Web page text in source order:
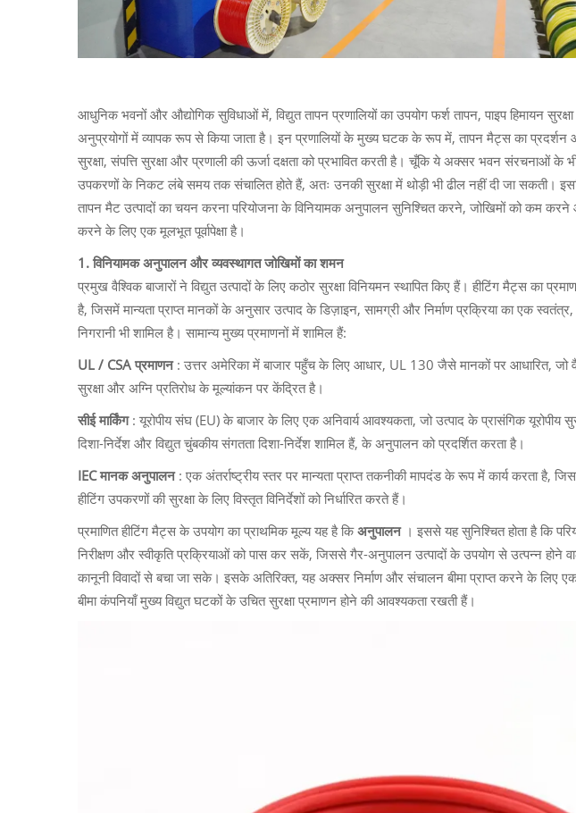
आधुनिक भवनों और औद्योगिक सुविधाओं में, विद्युत तापन प्रणालियों का उपयोग फर्श तापन, पाइप हिमायन
अनुप्रयोगों में व्यापक रूप से किया जाता है। इन प्रणालियों के मुख्य घटक के रूप में, तापन मैट्स का प्रदर्शन
सुरक्षा, संपत्ति सुरक्षा और प्रणाली की ऊर्जा दक्षता को प्रभावित करती है। चूँकि ये अक्सर भवन संरचनाओं के
उपकरणों के निकट लंबे समय तक संचालित होते हैं, अतः उनकी सुरक्षा में थोड़ी भी ढील नहीं दी जा सकती।
तापन मैट उत्पादों का चयन करना परियोजना के विनियामक अनुपालन सुनिश्चित करने, जोखिमों को कम करने
करने के लिए एक मूलभूत पूर्वापेक्षा है।
1. विनियामक अनुपालन और व्यवस्थागत जोखिमों का शमन
प्रमुख वैश्विक बाजारों ने विद्युत उत्पादों के लिए कठोर सुरक्षा विनियमन स्थापित किए हैं। हीटिंग मैट्स का
है, जिसमें मान्यता प्राप्त मानकों के अनुसार उत्पाद के डिज़ाइन, सामग्री और निर्माण प्रक्रिया का एक स्वतंत्र,
निगरानी भी शामिल है। सामान्य मुख्य प्रमाणनों में शामिल हैं:
UL / CSA प्रमाणन : उत्तर अमेरिका में बाजार पहुँच के लिए आधार, UL 130 जैसे मानकों पर आधारित, जो
सुरक्षा और अग्नि प्रतिरोध के मूल्यांकन पर केंद्रित है।
सीई मार्किंग : यूरोपीय संघ (EU) के बाजार के लिए एक अनिवार्य आवश्यकता, जो उत्पाद के प्रासंगिक यूरोपीय
दिशा-निर्देश और विद्युत चुंबकीय संगतता दिशा-निर्देश शामिल हैं, के अनुपालन को प्रदर्शित करता है।
IEC मानक अनुपालन : एक अंतर्राष्ट्रीय स्तर पर मान्यता प्राप्त तकनीकी मापदंड के रूप में कार्य करता
हीटिंग उपकरणों की सुरक्षा के लिए विस्तृत विनिर्देशों को निर्धारित करते हैं।
प्रमाणित हीटिंग मैट्स के उपयोग का प्राथमिक मूल्य यह है किअनुपालन । इससे यह सुनिश्चित होता है कि
निरीक्षण और स्वीकृति प्रक्रियाओं को पास कर सकें, जिससे गैर-अनुपालन उत्पादों के उपयोग से उत्पन्न होने
कानूनी विवादों से बचा जा सके। इसके अतिरिक्त, यह अक्सर निर्माण और संचालन बीमा प्राप्त करने के लिए एक
बीमा कंपनियाँ मुख्य विद्युत घटकों के उचित सुरक्षा प्रमाणन होने की आवश्यकता रखती हैं।